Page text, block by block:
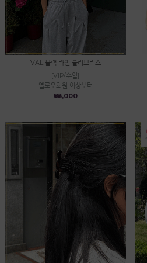
VAL 블랙 라인 슬리브리스
[VIP/수입]
옐로우회원 이상부터
₩85,000